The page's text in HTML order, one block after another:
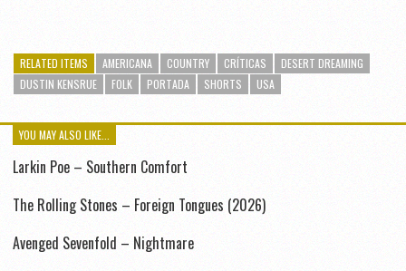
RELATED ITEMS AMERICANA COUNTRY CRÍTICAS
DESERT DREAMING
DUSTIN KENSRUE
FOLK PORTADA SHORTS USA
YOU MAY ALSO LIKE...
Larkin Poe – Southern Comfort
The Rolling Stones – Foreign Tongues (2026)
Avenged Sevenfold – Nightmare